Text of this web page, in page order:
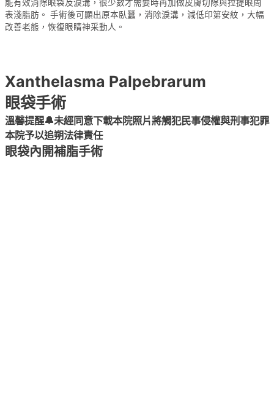
能有效消除眼袋及淚溝，很少數才需要時再加做皮膚切除與拉提眼周
表淺脂肪。 手術後可顯出原本臥蠶，消除淚溝，減低印第安紋，大幅
改善老態，恢復眼睛神采動人。
Xanthelasma Palpebrarum
眼袋手術
溫馨提醒🔔未經同意下載本院照片將觸犯民事侵權與刑事犯罪
本院予以追朔法律責任
眼袋內開補脂手術